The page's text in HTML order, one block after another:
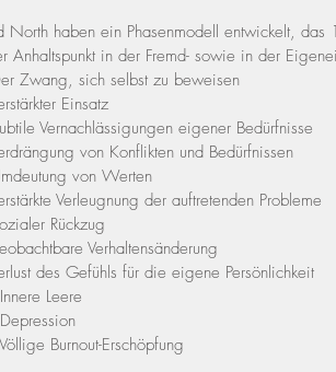
North haben ein Phasenmodell entwickelt, das
Anhaltspunkt in der Fremd- sowie in der
Zwang, sich selbst zu beweisen
Einsatz
Vernachlässigungen eigener Bedürfnisse
von Konflikten und Bedürfnissen
von Werten
Verleugnung der auftretenden Probleme
Rückzug
Verhaltensänderung
des Gefühls für die eigene Persönlichkeit
Leere
Burnout-Erschöpfung